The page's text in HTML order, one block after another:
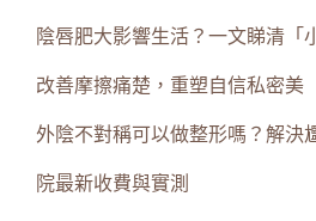
陰唇肥大影響生活？一文睇清「
改善摩擦痛楚，重塑自信私密美
外陰不對稱可以做整形嗎？解決
院最新收費與實測